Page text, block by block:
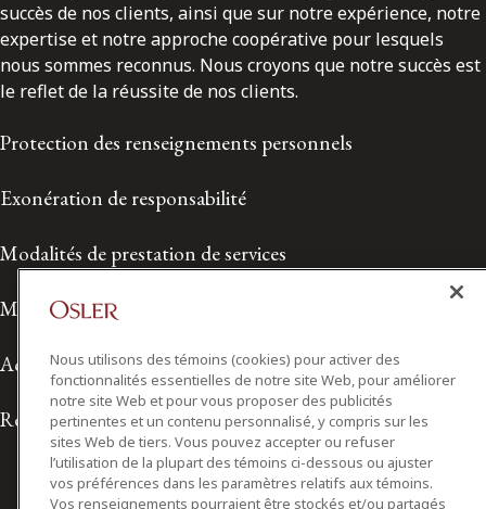
succès de nos clients, ainsi que sur notre expérience, notre
expertise et notre approche coopérative pour lesquels
nous sommes reconnus. Nous croyons que notre succès est
le reflet de la réussite de nos clients.
Protection des renseignements personnels
Exonération de responsabilité
Modalités de prestation de services
Modalités d'utilisation
Accessibilité
Relations avec les médias
Nous utilisons des témoins (cookies) pour activer des
fonctionnalités essentielles de notre site Web, pour améliorer
notre site Web et pour vous proposer des publicités
pertinentes et un contenu personnalisé, y compris sur les
sites Web de tiers. Vous pouvez accepter ou refuser
l’utilisation de la plupart des témoins ci-dessous ou ajuster
vos préférences dans les paramètres relatifs aux témoins.
Vos renseignements pourraient être stockés et/ou partagés